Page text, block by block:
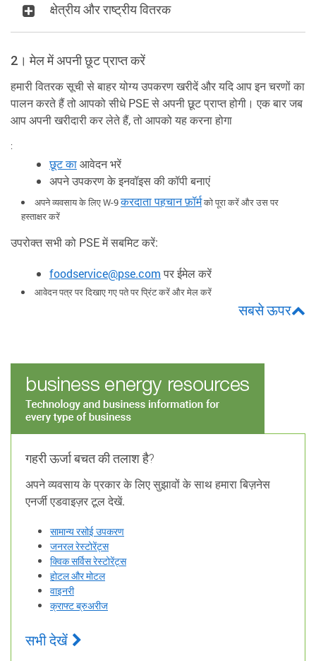
क्षेत्रीय और राष्ट्रीय वितरक
2। मेल में अपनी छूट प्राप्त करें
हमारी वितरक सूची से बाहर योग्य उपकरण खरीदें और यदि आप इन चरणों का
पालन करते हैं तो आपको सीधे PSE से अपनी छूट प्राप्त होगी। एक बार जब
आप अपनी खरीदारी कर लेते हैं, तो आपको यह करना होगा
:
छूट काआवेदन भरें
अपने उपकरण के इनवॉइस की कॉपी बनाएं
अपने व्यवसाय के लिए W-9करदाता पहचान फ़ॉर्मको पूरा करें और उस पर
हस्ताक्षर करें
उपरोक्त सभी को PSE में सबमिट करें:
foodservice@pse.com पर ईमेल करें
आवेदन पत्र पर दिखाए गए पते पर प्रिंट करें और मेल करें
सबसे ऊपर
गहरी ऊर्जा बचत की तलाश है?
अपने व्यवसाय के प्रकार के लिए सुझावों के साथ हमारा बिज़नेस
एनर्जी एडवाइज़र टूल देखें.
सामान्य रसोई उपकरण
जनरल रेस्टोरेंट्स
क्विक सर्विस रेस्टोरेंट्स
होटल और मोटल
वाइनरी
क्राफ्ट ब्रुअरीज
सभी देखें